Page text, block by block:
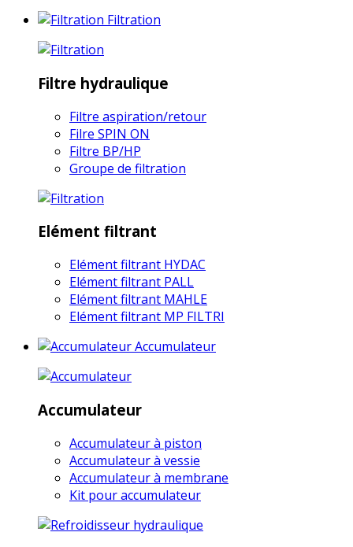
Filtration
Filtre hydraulique
Filtre aspiration/retour
Filre SPIN ON
Filtre BP/HP
Groupe de filtration
Elément filtrant
Elément filtrant HYDAC
Elément filtrant PALL
Elément filtrant MAHLE
Elément filtrant MP FILTRI
Accumulateur
Accumulateur
Accumulateur à piston
Accumulateur à vessie
Accumulateur à membrane
Kit pour accumulateur